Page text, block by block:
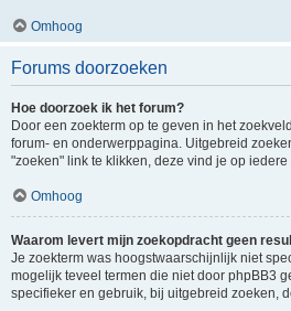
Omhoog
Forums doorzoeken
Hoe doorzoek ik het forum?
Door een zoekterm op te geven in het
forum- en onderwerppagina. Uitgebreid
"zoeken" link te klikken, deze vind je op iedere
Omhoog
Waarom levert mijn zoekopdracht geen
Je zoekterm was hoogstwaarschijnlijk niet
mogelijk teveel termen die niet door phpBB3
specifieker en gebruik, bij uitgebreid zoeken,